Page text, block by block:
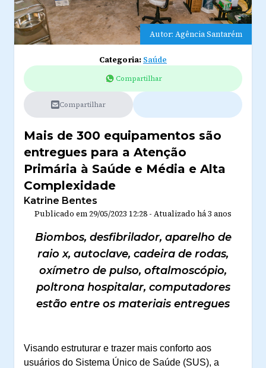
Autor: Agência Santarém
Categoria: Saúde
Compartilhar
Compartilhar
Mais de 300 equipamentos são
entregues para a Atenção
Primária à Saúde e Média e Alta
Complexidade
Katrine Bentes
Publicado em 29/05/2023 12:28 - Atualizado há 3 anos
Biombos, desfibrilador, aparelho de
raio x, autoclave, cadeira de rodas,
oxímetro de pulso, oftalmoscópio,
poltrona hospitalar, computadores
estão entre os materiais entregues
Visando estruturar e trazer mais conforto aos
usuários do Sistema Único de Saúde (SUS), a